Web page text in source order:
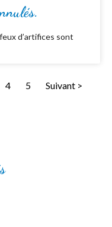
d’artifices sont
4 5 Suivant >